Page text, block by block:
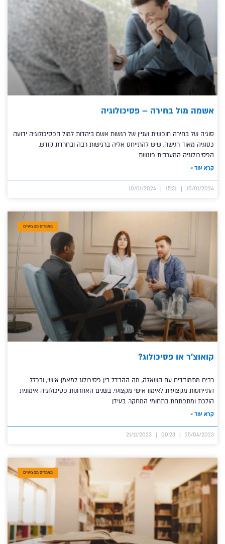
אשמה מול בחירה – פסיכולוגיה
סוגיה של בחירה חופשית ועניין של רגשות אשם ביהדות למול הפסיכולוגיה ידועה
כסוגיה מאוד רגישה, שיש להתייחס אליה ברגישות רבה ובחרדת קודש.
הפסיכולוגיה המערבית פוגשת
קרא עוד »
10/01/2024
מאמרים מקצועיים
קואוצ’ר או פסיכולוג?
רבים מתמודדים עם השאלה, מה ההבדל בין פסיכולוג למאמן אישי, ובכלל
התייחסות מקצועית לאימון אישי מקצועי. בשנים האחרונות פסיכולוגיה אימונית
הולכת ומתפתחת בתחומי המחקר. בעידן
קרא עוד »
25/04/2023
מאמרים מקצועיים